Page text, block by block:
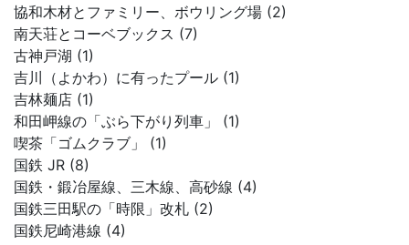
協和木材とファミリー、ボウリング場 (2)
南天荘とコーベブックス (7)
古神戸湖 (1)
吉川（よかわ）に有ったプール (1)
吉林麺店 (1)
和田岬線の「ぶら下がり列車」 (1)
喫茶「ゴムクラブ」 (1)
国鉄 JR (8)
国鉄・鍛冶屋線、三木線、高砂線 (4)
国鉄三田駅の「時限」改札 (2)
国鉄尼崎港線 (4)